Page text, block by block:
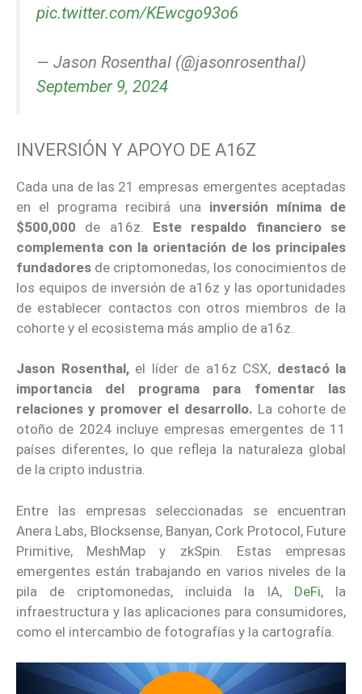
pic.twitter.com/KEwcgo93o6
— Jason Rosenthal (@jasonrosenthal)
September 9, 2024
INVERSIÓN Y APOYO DE A16Z
Cada una de las 21 empresas emergentes aceptadas
en el programa recibirá una inversión mínima de
$500,000 de a16z. Este respaldo financiero se
complementa con la orientación de los principales
fundadores de criptomonedas, los conocimientos de
los equipos de inversión de a16z y las oportunidades
de establecer contactos con otros miembros de la
cohorte y el ecosistema más amplio de a16z.
Jason Rosenthal, el líder de a16z CSX, destacó la
importancia del programa para fomentar las
relaciones y promover el desarrollo. La cohorte de
otoño de 2024 incluye empresas emergentes de 11
países diferentes, lo que refleja la naturaleza global
de la cripto industria.
Entre las empresas seleccionadas se encuentran
Anera Labs, Blocksense, Banyan, Cork Protocol, Future
Primitive, MeshMap y zkSpin. Estas empresas
emergentes están trabajando en varios niveles de la
pila de criptomonedas, incluida la IA, DeFi, la
infraestructura y las aplicaciones para consumidores,
como el intercambio de fotografías y la cartografía.